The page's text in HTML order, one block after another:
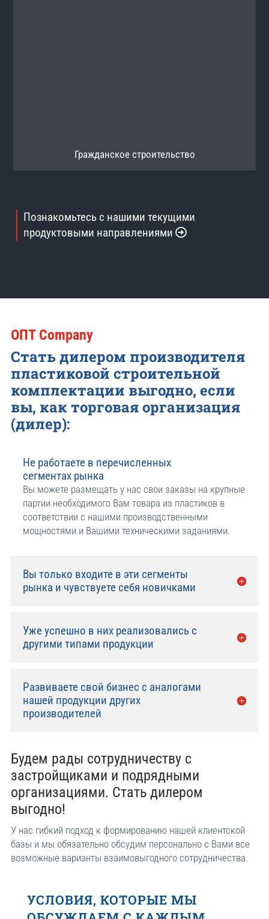
Гражданское строительство
Познакомьтесь с нашими текущими
продуктовыми направлениями
OПТ Company
Стать дилером производителя
пластиковой строительной
комплектации выгодно, если
вы, как торговая организация
(дилер):
Не работаете в перечисленных
сегментах рынка
Вы можете размещать у нас свои заказы на крупные
партии необходимого Вам товара из пластиков в
соответствии с нашими производственными
мощностями и Вашими техническими заданиями.
Вы только входите в эти сегменты
рынка и чувствуете себя новичками
Уже успешно в них реализовались с
другими типами продукции
Развиваете свой бизнес с аналогами
нашей продукции других
производителей
Будем рады сотрудничеству с
застройщиками и подрядными
организациями. Стать дилером
выгодно!
У нас гибкий подход к формированию нашей клиентской
базы и мы обязательно обсудим персонально с Вами все
возможные варианты взаимовыгодного сотрудничества.
УСЛОВИЯ, КОТОРЫЕ МЫ